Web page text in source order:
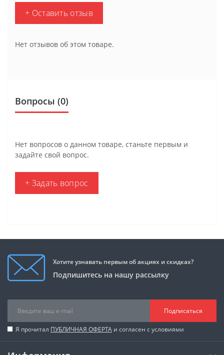
+ Оставить отзыв
Нет отзывов об этом товаре.
Вопросы (0)
Нет вопросов о данном товаре, станьте первым и
задайте свой вопрос.
+ Задать вопрос
Хотите узнавать первым об акциях и скидках?
Подпишитесь на нашу рассылку
Подписаться
Я прочитал ПУБЛИЧНАЯ ОФЕРТА и согласен с условиями